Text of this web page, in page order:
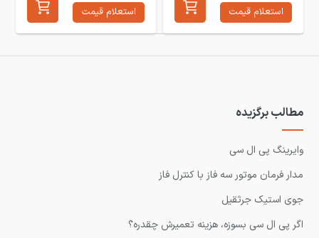
استعلام قیمت استعلام قیمت
مطالب برگزیده
وایرینگ پی ال سی
مدار فرمان موتور سه فاز با کنترل فاز
جوی استیک جرثقیل
اگر پی ال سی بسوزه، هزینه تعمیرش چقدره؟